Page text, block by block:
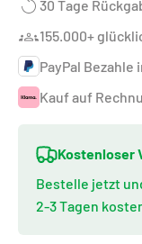
30 Tage
155.000+
PayPal Bezahle
Kauf auf
Kostenloser
Bestelle jetzt
2-3 Tagen